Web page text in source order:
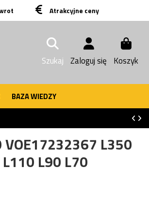
Atrakcyjne ceny
Szukaj Zaloguj się Koszyk
BAZA WIEDZY
VOE17232367 L350
L90 L70